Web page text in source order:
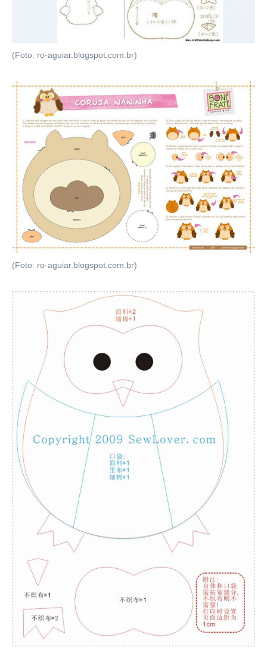
(Foto: ro-aguiar.blogspot.com.br)
(Foto: ro-aguiar.blogspot.com.br)